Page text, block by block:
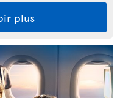
plus